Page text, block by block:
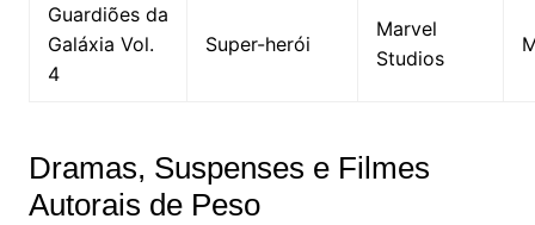
Guardiões da
Galáxia Vol.
4
Super-herói
Marvel
Studios
Dramas, Suspenses e Filmes
Autorais de Peso